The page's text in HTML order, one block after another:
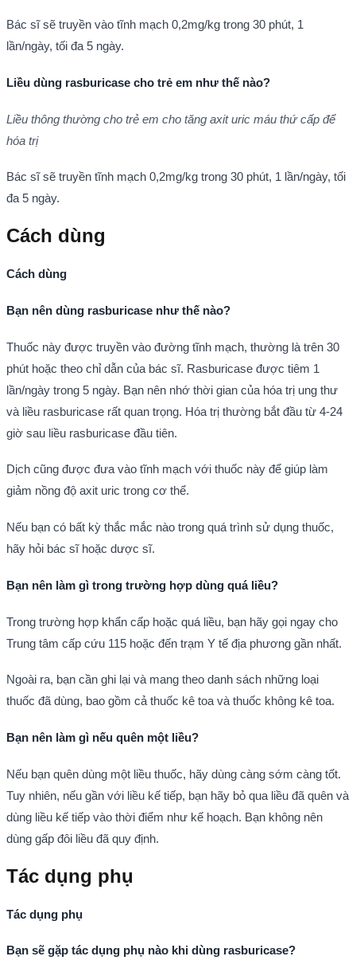
Bác sĩ sẽ truyền vào tĩnh mạch 0,2mg/kg trong 30 phút, 1
lần/ngày, tối đa 5 ngày.
Liều dùng rasburicase cho trẻ em như thế nào?
Liều thông thường cho trẻ em cho tăng axit uric máu thứ cấp để
hóa trị
Bác sĩ sẽ truyền tĩnh mạch 0,2mg/kg trong 30 phút, 1 lần/ngày, tối
đa 5 ngày.
Cách dùng
Cách dùng
Bạn nên dùng rasburicase như thế nào?
Thuốc này được truyền vào đường tĩnh mạch, thường là trên 30
phút hoặc theo chỉ dẫn của bác sĩ. Rasburicase được tiêm 1
lần/ngày trong 5 ngày. Bạn nên nhớ thời gian của hóa trị ung thư
và liều rasburicase rất quan trọng. Hóa trị thường bắt đầu từ 4-24
giờ sau liều rasburicase đầu tiên.
Dịch cũng được đưa vào tĩnh mạch với thuốc này để giúp làm
giảm nồng độ axit uric trong cơ thể.
Nếu bạn có bất kỳ thắc mắc nào trong quá trình sử dụng thuốc,
hãy hỏi bác sĩ hoặc dược sĩ.
Bạn nên làm gì trong trường hợp dùng quá liều?
Trong trường hợp khẩn cấp hoặc quá liều, bạn hãy gọi ngay cho
Trung tâm cấp cứu 115 hoặc đến trạm Y tế địa phương gần nhất.
Ngoài ra, bạn cần ghi lại và mang theo danh sách những loại
thuốc đã dùng, bao gồm cả thuốc kê toa và thuốc không kê toa.
Bạn nên làm gì nếu quên một liều?
Nếu bạn quên dùng một liều thuốc, hãy dùng càng sớm càng tốt.
Tuy nhiên, nếu gần với liều kế tiếp, bạn hãy bỏ qua liều đã quên và
dùng liều kế tiếp vào thời điểm như kế hoạch. Bạn không nên
dùng gấp đôi liều đã quy định.
Tác dụng phụ
Tác dụng phụ
Bạn sẽ gặp tác dụng phụ nào khi dùng rasburicase?